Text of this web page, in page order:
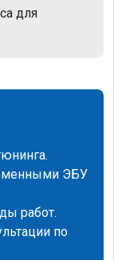
для
ЭБУ
работ.
по